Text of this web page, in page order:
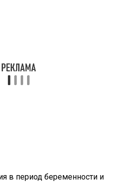
в период беременности и